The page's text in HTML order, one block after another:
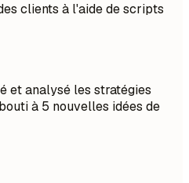
clients à l'aide de scripts
et analysé les stratégies
à 5 nouvelles idées de